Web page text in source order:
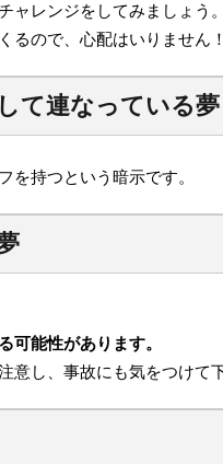
ャレンジをしてみましょう。
るので、心配はいりません！
て連なっている夢
を持つという暗示です。
可能性があります。
意し、事故にも気をつけて下